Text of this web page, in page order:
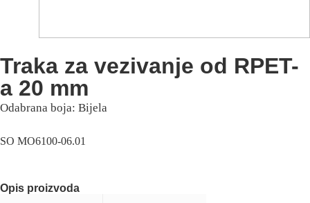
Traka za vezivanje od RPET-
a 20 mm
Odabrana boja: Bijela
SO MO6100-06.01
Opis proizvoda